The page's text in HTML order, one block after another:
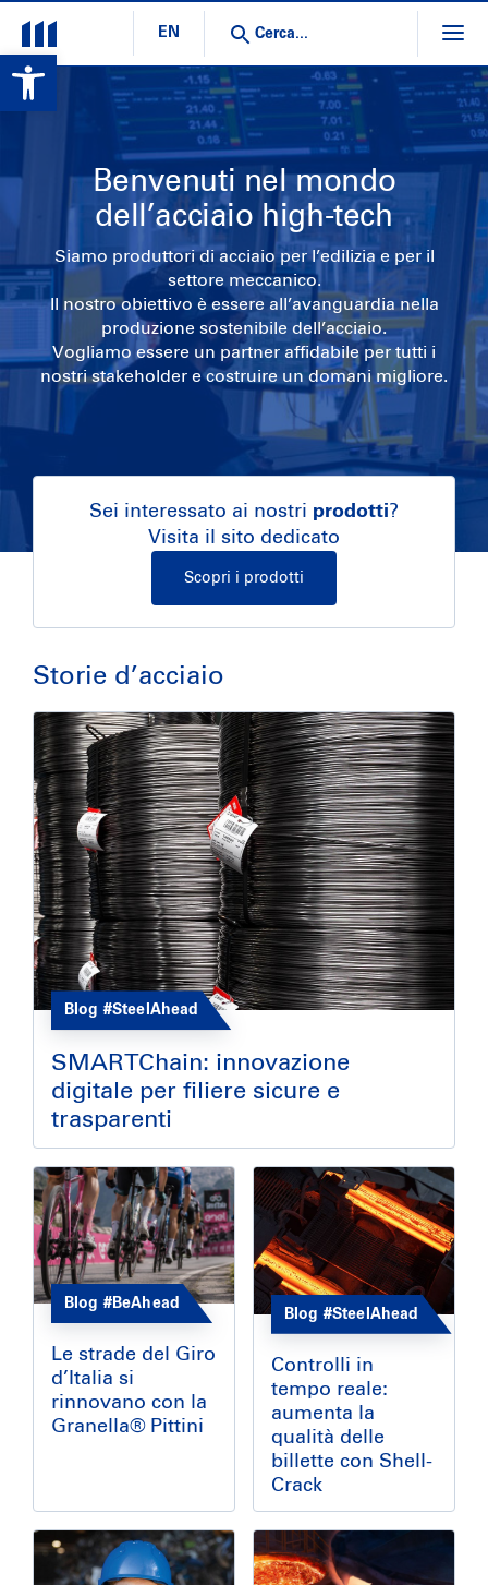
Open toolbar
EN
Benvenuti nel mondo
dell’acciaio high-tech
Siamo produttori di acciaio per l’edilizia e per il
settore meccanico.
Il nostro obiettivo è essere all’avanguardia nella
produzione sostenibile dell’acciaio.
Vogliamo essere un partner affidabile per tutti i
nostri stakeholder e costruire un domani migliore.
Sei interessato ai nostri prodotti?
Visita il sito dedicato
Scopri i prodotti
Storie d’acciaio
Blog #SteelAhead
SMARTChain: innovazione
digitale per filiere sicure e
trasparenti
Blog #BeAhead
Le strade del Giro
d’Italia si
rinnovano con la
Granella® Pittini
Blog #SteelAhead
Controlli in
tempo reale:
aumenta la
qualità delle
billette con Shell-
Crack